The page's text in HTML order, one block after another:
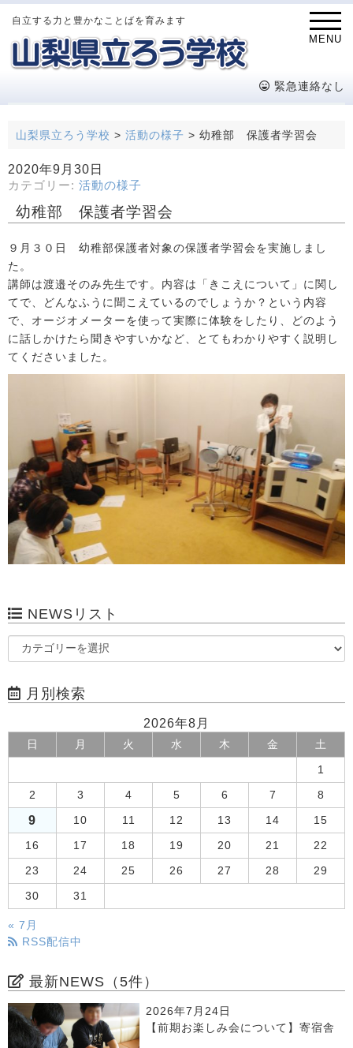
MENU
自立する力と豊かなことばを育みます
緊急連絡なし
山梨県立ろう学校 > 活動の様子 > 幼稚部 保護者学習会
2020年9月30日
カテゴリー: 活動の様子
幼稚部 保護者学習会
９月３０日 幼稚部保護者対象の保護者学習会を実施しまし
た。
講師は渡邉そのみ先生です。内容は「きこえについて」に関し
てで、どんなふうに聞こえているのでしょうか？という内容
で、オージオメーターを使って実際に体験をしたり、どのよう
に話しかけたら聞きやすいかなど、とてもわかりやすく説明し
てくださいました。
NEWSリスト
月別検索
2026年8月
日 月 火 水 木 金 土
1
2 3 4 5 6 7 8
9 10 11 12 13 14 15
16 17 18 19 20 21 22
23 24 25 26 27 28 29
30 31
« 7月
RSS配信中
最新NEWS（5件）
2026年7月24日
【前期お楽しみ会について】寄宿舎